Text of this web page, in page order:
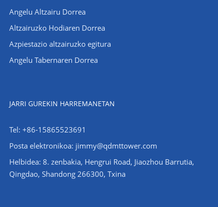
Angelu Altzairu Dorrea
Altzairuzko Hodiaren Dorrea
Azpiestazio altzairuzko egitura
Angelu Tabernaren Dorrea
JARRI GUREKIN HARREMANETAN
Tel: +86-15865523691
Posta elektronikoa: jimmy@qdmttower.com
Helbidea: 8. zenbakia, Hengrui Road, Jiaozhou Barrutia,
Qingdao, Shandong 266300, Txina